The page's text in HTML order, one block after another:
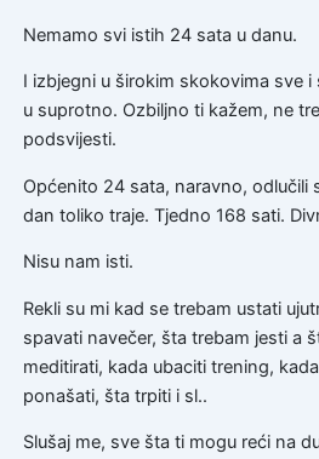
Nemamo svi istih 24 sata u danu.
I izbjegni u širokim skokovima sve
u suprotno. Ozbiljno ti kažem, ne
podsvijesti.
Općenito 24 sata, naravno, odlučili
dan toliko traje. Tjedno 168 sati.
Nisu nam isti.
Rekli su mi kad se trebam ustati
spavati navečer, šta trebam jesti a
meditirati, kada ubaciti trening,
ponašati, šta trpiti i sl..
Slušaj me, sve šta ti mogu reći na